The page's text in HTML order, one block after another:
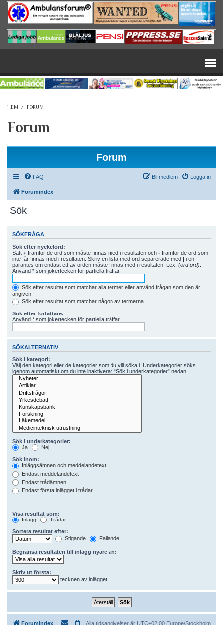
Hoppa till huvudinnehåll
HEM / FORUM
Forum